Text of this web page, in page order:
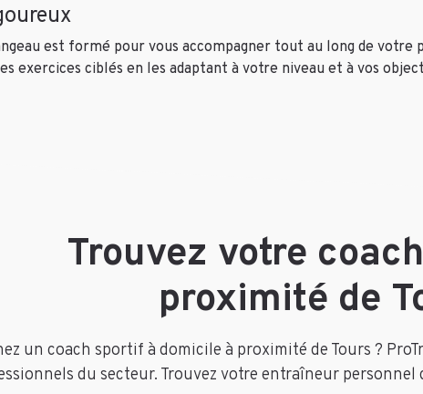
est formé pour vous accompagner tout au long de votre
exercices ciblés en les adaptant à votre niveau et à vos
Trouvez votre
proximité de
un coach sportif à domicile à proximité de Tours ?
du secteur. Trouvez votre entraîneur personnel